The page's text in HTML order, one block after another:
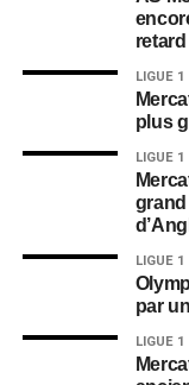
retard
LIGUE 1
plus
LIGUE 1
LIGUE 1
par
LIGUE 1